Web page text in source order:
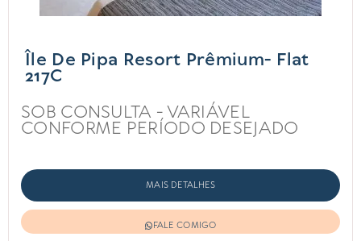
Île De Pipa Resort Prêmium- Flat
217C
SOB CONSULTA - VARIÁVEL
CONFORME PERÍODO DESEJADO
MAIS DETALHES
FALE COMIGO